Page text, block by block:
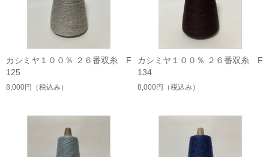
カシミヤ１００％ ２６番双糸 F
125
8,000円 （税込み）
カシミヤ１００％ ２６番双糸 F
134
8,000円 （税込み）